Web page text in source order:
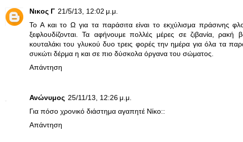
Νικος Γ 21/5/13, 12:02 μ.μ.
Το Α και το Ω για τα παράσιτα είναι το εκχύλισμα πράσινης
ξεφλουδίζονται. Τα αφήνουμε πολλές μέρες σε ζιβανία,
κουταλάκι του γλυκού δυο τρεις φορές την ημέρα για όλα τα
συκώτι δέρμα η και σε πιο δύσκολα όργανα του σώματος.
Απάντηση
Ανώνυμος 25/11/13, 12:26 μ.μ.
Για πόσο χρονικό διάστημα αγαπητέ Νίκο::
Απάντηση